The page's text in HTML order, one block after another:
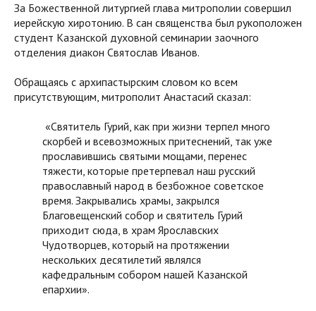
За Божественной литургией глава митрополии совершил
иерейскую хиротонию. В сан священства был рукоположен
студент Казанской духовной семинарии заочного
отделения диакон Святослав Иванов.
Обращаясь с архипастырским словом ко всем
присутствующим, митрополит Анастасий сказал:
«Святитель Гурий, как при жизни терпел много
скорбей и всевозможных притеснений, так уже
прославившись святыми мощами, перенес
тяжести, которые претерпевал наш русский
православный народ в безбожное советское
время. Закрывались храмы, закрылся
Благовещенский собор и святитель Гурий
приходит сюда, в храм Ярославских
Чудотворцев, который на протяжении
нескольких десятилетий являлся
кафедральным собором нашей Казанской
епархии».